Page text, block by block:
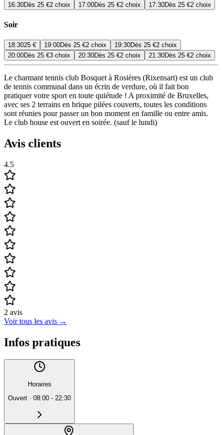
16:30Dès 25 €2 choix 17:00Dès 25 €2 choix 17:30Dès 25 €2 choix
Soir
18:3025 € 19:00Dès 25 €2 choix 19:30Dès 25 €2 choix
20:00Dès 25 €3 choix 20:30Dès 25 €2 choix 21:30Dès 25 €2 choix
Le charmant tennis club Bosquet à Rosières (Rixensart) est un club
de tennis communal dans un écrin de verdure, où il fait bon
pratiquer votre sport en toute quiétude ! A proximité de Bruxelles,
avec ses 2 terrains en brique pilées couverts, toutes les conditions
sont réunies pour passer un bon moment en famille ou entre amis.
Le club house est ouvert en soirée. (sauf le lundi)
Avis clients
4.5
2 avis
Voir tous les avis →
Infos pratiques
Horaires
Ouvert · 08:00 - 22:30